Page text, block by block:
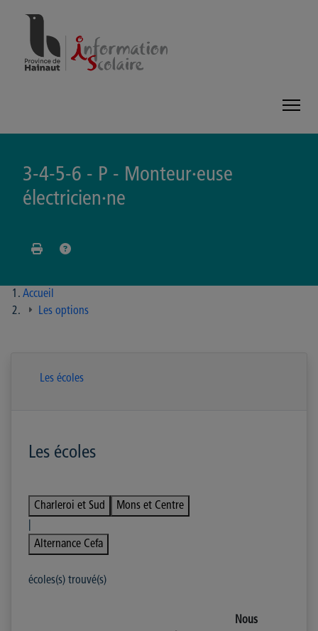
3-4-5-6 - P - Monteur·euse
électricien·ne
Accueil
Les options
Les écoles
Les écoles
Charleroi et Sud
Mons et Centre
Alternance Cefa
écoles(s) trouvé(s)
Nous